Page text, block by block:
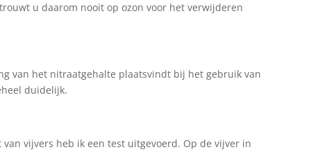
u daarom nooit op ozon voor het verwijderen
van het nitraatgehalte plaatsvindt bij het gebruik van
duidelijk.
vijvers heb ik een test uitgevoerd. Op de vijver in